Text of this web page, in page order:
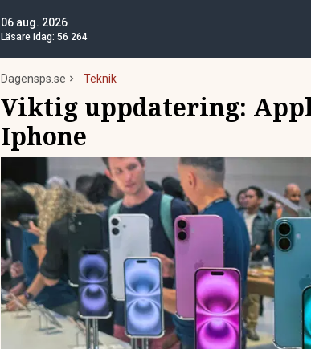
06 aug. 2026
Läsare idag: 56 264
Dagensps.se Teknik
Viktig uppdatering:
Iphone